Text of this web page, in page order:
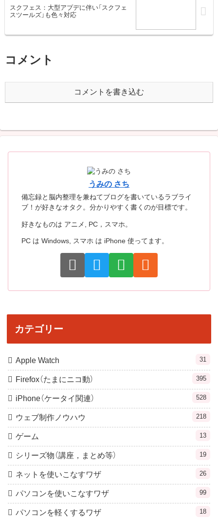
スクフェス：大型アプデに伴い「スクフェ
スツールズ」も色々対応
コメント
コメントを書き込む
うみの さち
備忘録と脳内整理を兼ねてブログを書いているラブライ
ブ！が好きなオタク。分かりやすく書くのが目標です。
好きなものは アニメ, PC，スマホ。
PC は Windows, スマホ は iPhone 使ってます。
カテゴリー
Apple Watch 31
Firefox（たまにニコ動） 395
iPhone（ケータイ関連） 528
ウェブ制作ノウハウ 218
ゲーム 13
シリーズ物（講座，まとめ等） 19
ネットを使いこなすワザ 26
パソコンを使いこなすワザ 99
パソコンを軽くするワザ 18